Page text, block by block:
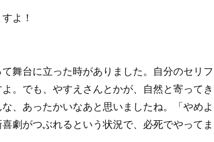
よ！
舞台に立った時がありました。自分のセリフ
。でも、やすえさんとかが、自然と寄ってき
、あったかいなあと思いましたね。「やめよ
劇がつぶれるという状況で、必死でやってま